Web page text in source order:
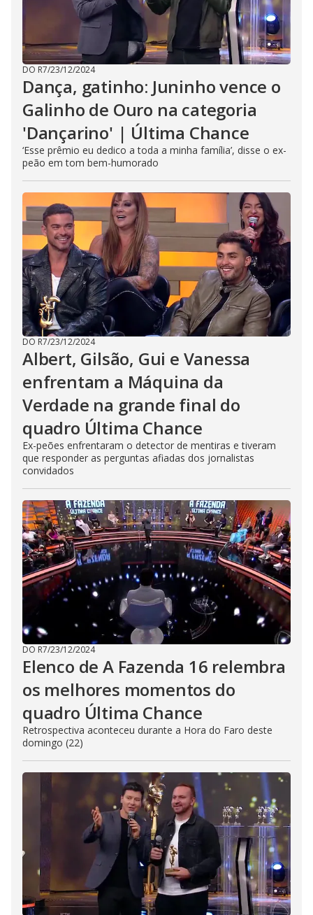
DO R7/23/12/2024
Dança, gatinho: Juninho vence o
Galinho de Ouro na categoria
'Dançarino' | Última Chance
‘Esse prêmio eu dedico a toda a minha família’, disse o ex-
peão em tom bem-humorado
DO R7/23/12/2024
Albert, Gilsão, Gui e Vanessa
enfrentam a Máquina da
Verdade na grande final do
quadro Última Chance
Ex-peões enfrentaram o detector de mentiras e tiveram
que responder as perguntas afiadas dos jornalistas
convidados
DO R7/23/12/2024
Elenco de A Fazenda 16 relembra
os melhores momentos do
quadro Última Chance
Retrospectiva aconteceu durante a Hora do Faro deste
domingo (22)